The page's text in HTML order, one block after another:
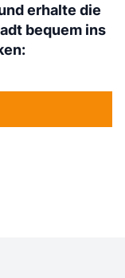
erhalte die
bequem ins